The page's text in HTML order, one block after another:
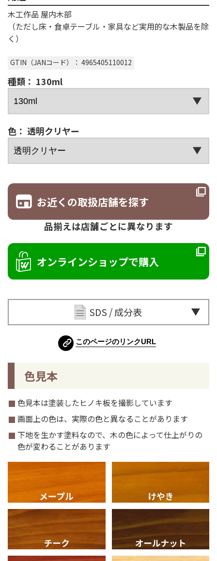
木工作品 屋内木部
（ただし床・食卓テーブル・家具など実用的な木製品を除
く）
GTIN（JANコード）： 4965405110012
種類： 130ml
色： 透明クリヤー
お近くの取扱店舗を探す
品揃えは店舗ごとに異なります
オンラインショップで購入
SDS / 成分表
このページのリンクURL
色見本
色見本は塗装したヒノキ板を撮影しています
画面上の色は、実際の色と異なることがあります
下地を生かす塗料なので、木の色によって仕上がりの
色が変わることがあります